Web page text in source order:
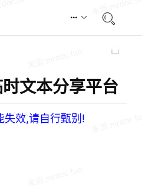
文本分享平台
失效,请自行甄别!